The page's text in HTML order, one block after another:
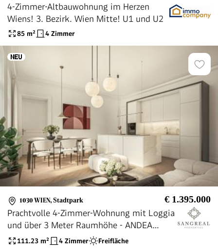
4-Zimmer-Altbauwohnung im Herzen
Wiens! 3. Bezirk. Wien Mitte! U1 und U2
85 m² 4 Zimmer
1030 WIEN, Stadtpark € 1.395.000
Prachtvolle 4-Zimmer-Wohnung mit Loggia
und über 3 Meter Raumhöhe - ANDEA
Parkside Residences
111.23 m² 4 Zimmer Freifläche